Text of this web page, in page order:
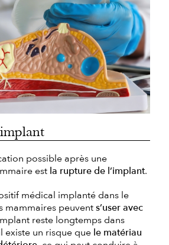
possible après une
est la rupture de l’implant.
médical implanté dans le
mammaires peuvents’user avec
reste longtemps dans
existe un risque que le matériau